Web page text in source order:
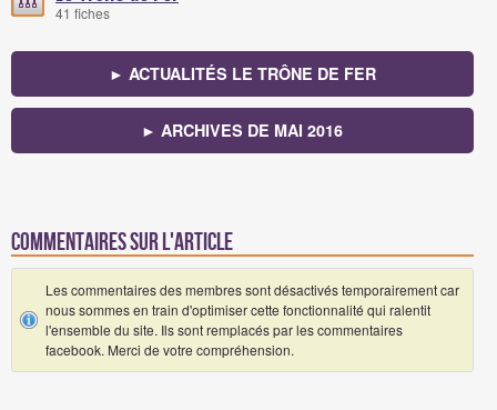
41 fiches
► ACTUALITÉS LE TRÔNE DE FER
► ARCHIVES DE MAI 2016
Commentaires sur l'article
Les commentaires des membres sont désactivés temporairement car
nous sommes en train d'optimiser cette fonctionnalité qui ralentit
l'ensemble du site. Ils sont remplacés par les commentaires
facebook. Merci de votre compréhension.